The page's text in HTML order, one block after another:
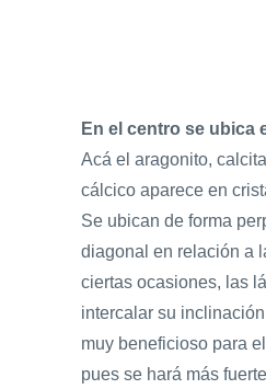
En el centro se ubica
Acá el aragonito,
cálcico aparece en
Se ubican de forma
diagonal en relación a
ciertas ocasiones, las
intercalar su
muy beneficioso para
pues se hará más